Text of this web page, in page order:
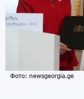
Фото: newsgeorgia.ge